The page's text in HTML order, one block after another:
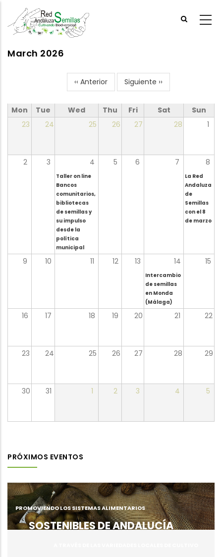
main
March 2026
‹‹ Anterior Siguiente ››
Mon Tue Wed Thu Fri Sat
Sun
23
24 25 26 27 28 1
2 3 4 5 6 7 8
Taller on line
Bancos
comunitarios,
bibliotecas
de semillas y
su impulso
desde la
política
municipal
La Red
Andaluza
de
Semillas
con el 8
de marzo
9 10 11 12 13 14 15
Intercambio
de semillas
en Monda
(Málaga)
16 17 18 19 20 21 22
23 24 25 26 27 28 29
30 31 1 2 3 4 5
PRÓXIMOS EVENTOS
PROMOVIENDO LOS SISTEMAS ALIMENTARIOS
SOSTENIBLES DE ANDALUCÍA